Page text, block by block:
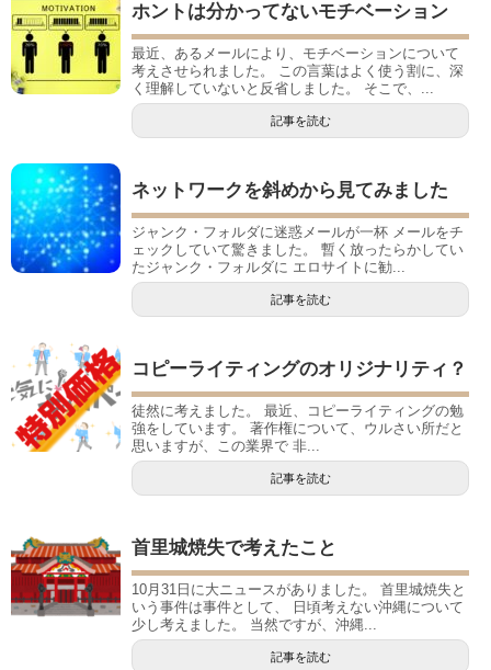
ホントは分かってないモチベーション
最近、あるメールにより、モチベーションについて
考えさせられました。 この言葉はよく使う割に、深
く理解していないと反省しました。 そこで、...
記事を読む
ネットワークを斜めから見てみました
ジャンク・フォルダに迷惑メールが一杯 メールをチ
ェックしていて驚きました。 暫く放ったらかしてい
たジャンク・フォルダに エロサイトに勧...
記事を読む
コピーライティングのオリジナリティ？
徒然に考えました。 最近、コピーライティングの勉
強をしています。 著作権について、ウルさい所だと
思いますが、この業界で 非...
記事を読む
首里城焼失で考えたこと
10月31日に大ニュースがありました。 首里城焼失と
いう事件は事件として、 日頃考えない沖縄について
少し考えました。 当然ですが、沖縄...
記事を読む